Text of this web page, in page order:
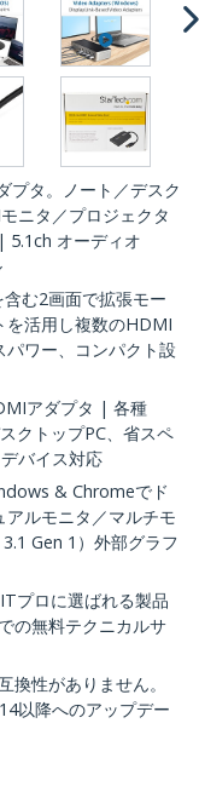
プタ。ノート／デスク
ニタ／プロジェクタ
オーディオ
む2画面で拡張モー
を活用し複数のHDMI
ワー、コンパクト設
アダプタ | 各種
クトップPC、省スペ
バイス対応
& Chromeでド
ルモニタ／マルチモ
Gen 1）外部グラフ
プロに選ばれる製品
の無料テクニカルサ
換性がありません。
以降へのアップデー